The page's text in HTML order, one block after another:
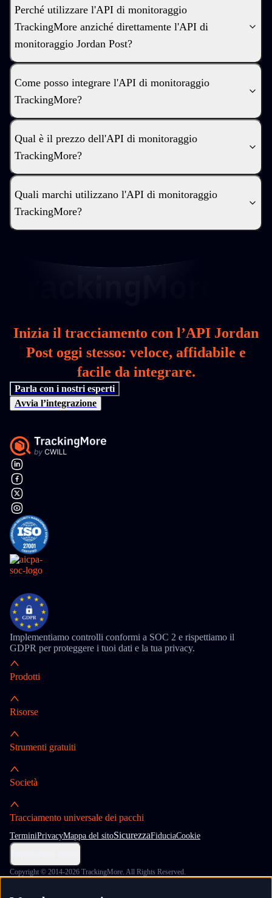
Perché utilizzare l'API di monitoraggio
TrackingMore anziché direttamente l'API di
monitoraggio Jordan Post?
Come posso integrare l'API di monitoraggio
TrackingMore?
Qual è il prezzo dell'API di monitoraggio
TrackingMore?
Quali marchi utilizzano l'API di monitoraggio
TrackingMore?
Inizia il tracciamento con l’API Jordan
Post oggi stesso: veloce, affidabile e
facile da integrare.
Parla con i nostri esperti
Avvia l’integrazione
Implementiamo controlli conformi a SOC 2 e rispettiamo il
GDPR per proteggere i tuoi dati e la tua privacy.
Prodotti
Risorse
Strumenti gratuiti
Società
Tracciamento universale dei pacchi
TerminiPrivacyMappa del sitoSicurezzaFiduciaCookie
Copyright © 2014-2026 TrackingMore. All Rights Reserved.